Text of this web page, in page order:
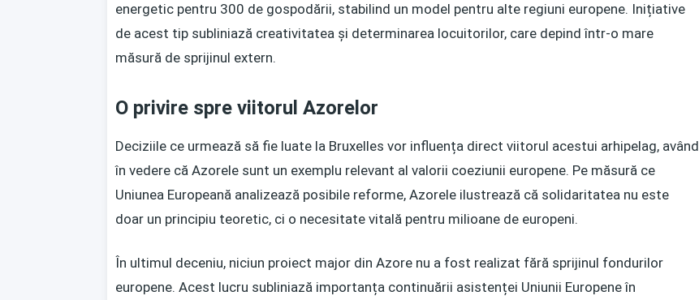
energetic pentru 300 de gospodării, stabilind un model pentru alte regiuni europene. Inițiative
de acest tip subliniază creativitatea și determinarea locuitorilor, care depind într-o mare
măsură de sprijinul extern.
O privire spre viitorul Azorelor
Deciziile ce urmează să fie luate la Bruxelles vor influența direct viitorul acestui arhipelag, având
în vedere că Azorele sunt un exemplu relevant al valorii coeziunii europene. Pe măsură ce
Uniunea Europeană analizează posibile reforme, Azorele ilustrează că solidaritatea nu este
doar un principiu teoretic, ci o necesitate vitală pentru milioane de europeni.
În ultimul deceniu, niciun proiect major din Azore nu a fost realizat fără sprijinul fondurilor
europene. Acest lucru subliniază importanța continuării asistenței Uniunii Europene în